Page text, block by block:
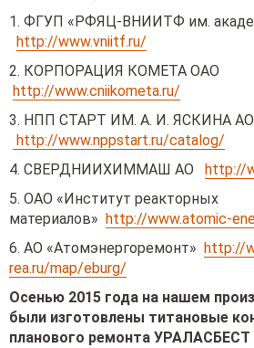
1. ФГУП «РФЯЦ-ВНИИТФ им.
http://www.vniitf.ru/
2. КОРПОРАЦИЯ КОМЕТА ОАО
http://www.cniikometa.ru/
3. НПП СТАРТ ИМ. А. И. ЯСКИНА АО
http://www.nppstart.ru/catalog/
4. СВЕРДНИИХИММАШ АО http://
5. ОАО «Институт реакторных
материалов» http://www.atomic-
6. АО «Атомэнергоремонт» http://
rea.ru/map/eburg/
Осенью 2015 года на нашем
были изготовлены титановые
планового ремонта УРАЛАСБЕСТ